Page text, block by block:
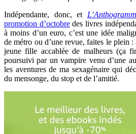
Indépendante, donc, et
promotion d’octobredes livres
à moins d’un euro, c’est une idée
de métro ou d’une revue, faites le plein :
jeune fille accablée de malheurs (ça
poursuivi par un vampire venu d’une
les aventures de ma sexagénaire qui
du mensonge, du stop et de l’amitié.